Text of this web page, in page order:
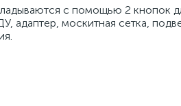
с помощью 2 кнопок
адаптер, москитная сетка,